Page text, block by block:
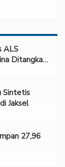
ALS
Ditangkap
Sintetis
Jaksel
27,96